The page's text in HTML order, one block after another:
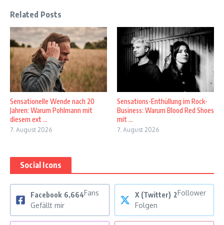
Related Posts
Sensationelle Wende nach 20
Jahren: Warum Pohlmann mit
diesem ext ...
7. August 2026
Sensations-Enthüllung im Rock-
Business: Warum Blood Red Shoes
mit ...
7. August 2026
Social Icons
Facebook 6,664Fans
Gefällt mir
X (Twitter) 2Follower
Folgen